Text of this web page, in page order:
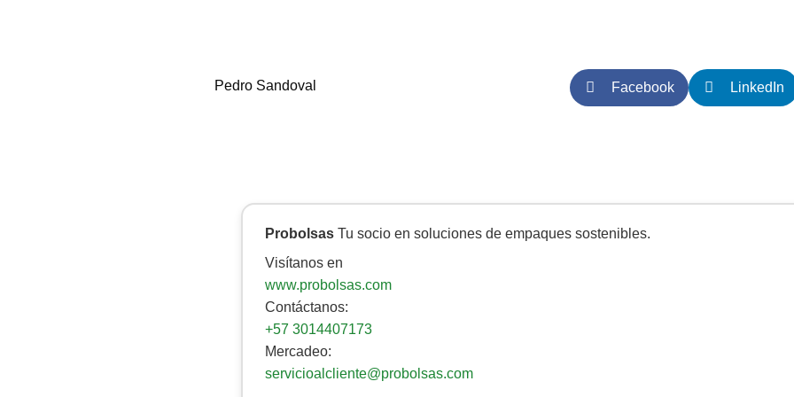
Pedro Sandoval Facebook LinkedIn
Probolsas Tu socio en soluciones de empaques sostenibles.
Visítanos en
www.probolsas.com
Contáctanos:
+57 3014407173
Mercadeo:
servicioalcliente@probolsas.com